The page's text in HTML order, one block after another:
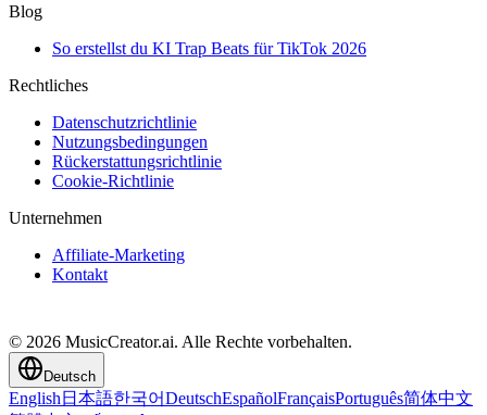
Blog
So erstellst du KI Trap Beats für TikTok 2026
Rechtliches
Datenschutzrichtlinie
Nutzungsbedingungen
Rückerstattungsrichtlinie
Cookie-Richtlinie
Unternehmen
Affiliate-Marketing
Kontakt
© 2026 MusicCreator.ai. Alle Rechte vorbehalten.
Deutsch
English 日本語한국어DeutschEspañolFrançaisPortuguês简体中文